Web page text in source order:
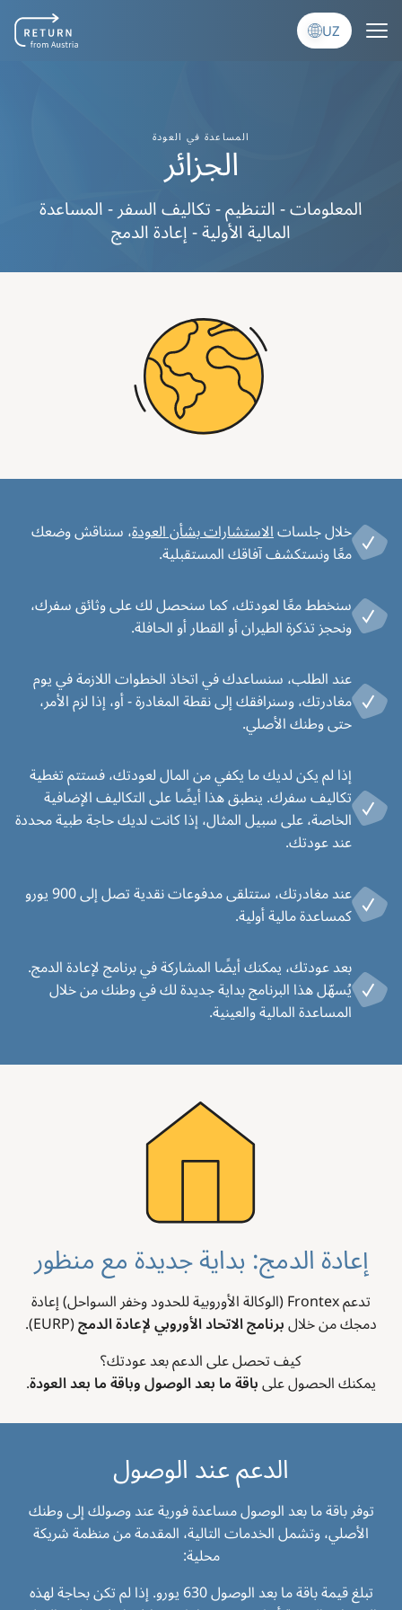
UZ
المساعدة في العودة
الجزائر
المعلومات - التنظيم - تكاليف السفر - المساعدة
المالية الأولية - إعادة الدمج
خلال جلسات الاستشارات بشأن العودة، سنناقش وضعك
معًا ونستكشف آفاقك المستقبلية.
سنخطط معًا لعودتك، كما سنحصل لك على وثائق سفرك،
ونحجز تذكرة الطيران أو القطار أو الحافلة.
عند الطلب، سنساعدك في اتخاذ الخطوات اللازمة في يوم
مغادرتك، وسنرافقك إلى نقطة المغادرة - أو، إذا لزم الأمر،
حتى وطنك الأصلي.
إذا لم يكن لديك ما يكفي من المال لعودتك، فستتم تغطية
تكاليف سفرك. ينطبق هذا أيضًا على التكاليف الإضافية
الخاصة، على سبيل المثال، إذا كانت لديك حاجة طبية محددة
عند عودتك.
عند مغادرتك، ستتلقى مدفوعات نقدية تصل إلى 900 يورو
كمساعدة مالية أولية.
بعد عودتك، يمكنك أيضًا المشاركة في برنامج لإعادة الدمج.
يُسهّل هذا البرنامج بداية جديدة لك في وطنك من خلال
المساعدة المالية والعينية.
إعادة الدمج: بداية جديدة مع منظور
تدعم Frontex (الوكالة الأوروبية للحدود وخفر السواحل) إعادة
دمجك من خلال برنامج الاتحاد الأوروبي لإعادة الدمج(EURP).
كيف تحصل على الدعم بعد عودتك؟
يمكنك الحصول على باقة ما بعد الوصول وباقة ما بعد العودة.
الدعم عند الوصول
توفر باقة ما بعد الوصول مساعدة فورية عند وصولك إلى وطنك
الأصلي، وتشمل الخدمات التالية، المقدمة من منظمة شريكة
محلية:
تبلغ قيمة باقة ما بعد الوصول 630 يورو. إذا لم تكن بحاجة لهذه